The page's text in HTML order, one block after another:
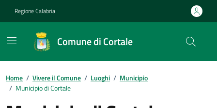
Regione Calabria
Comune di Cortale
Home / Vivere il Comune / Luoghi / Municipio
/ Municipio di Cortale